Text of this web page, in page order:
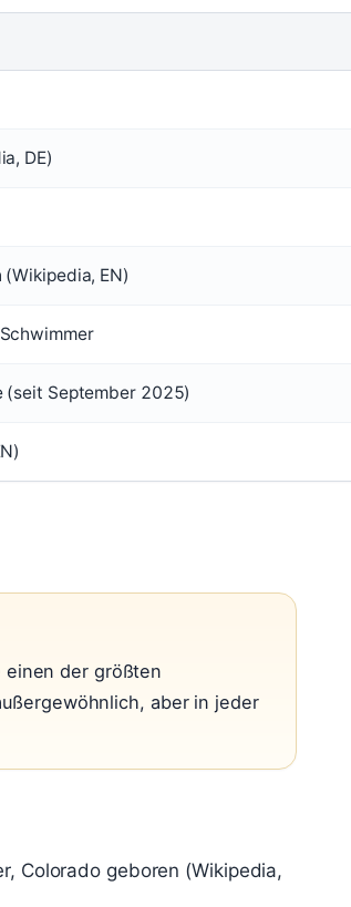
DE)
EN)
(seit September 2025)
einen der größten
aber in jeder
Colorado geboren (Wikipedia,